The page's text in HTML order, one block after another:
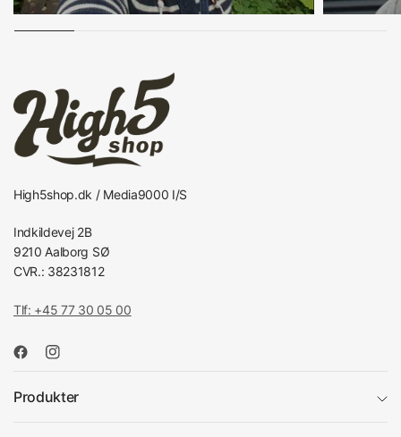
High5shop.dk / Media9000 I/S
Indkildevej 2B
9210 Aalborg SØ
CVR.: 38231812
Tlf: +45 77 30 05 00
Produkter